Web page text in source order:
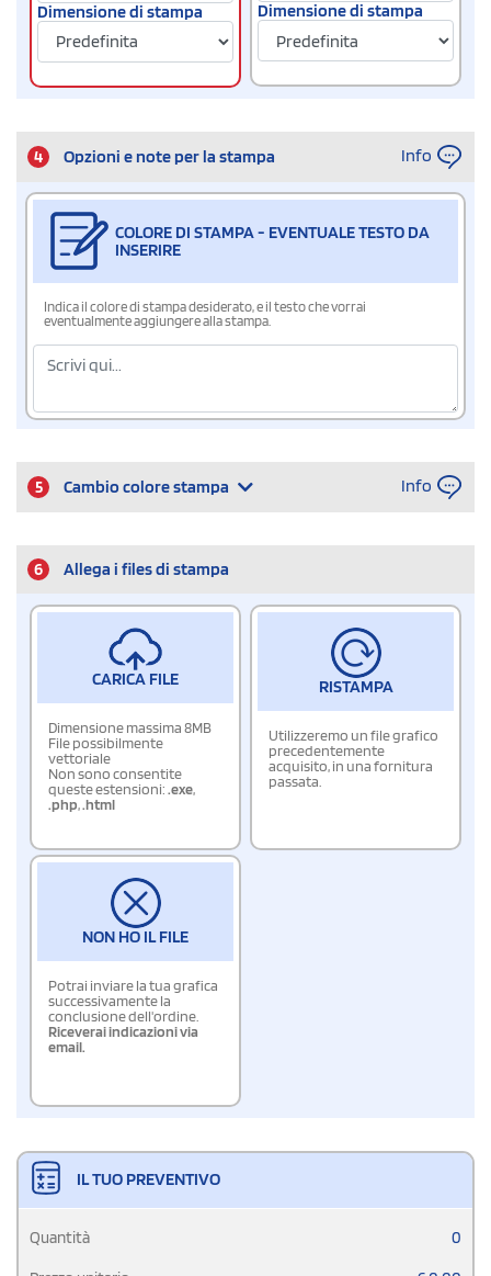
Dimensione di stampa Dimensione di stampa
4 Opzioni e note per la stampa Info
COLORE DI STAMPA - EVENTUALE TESTO DA
INSERIRE
Indica il colore di stampa desiderato, e il testo che vorrai
eventualmente aggiungere alla stampa.
5 Cambio colore stampa Info
6 Allega i files di stampa
CARICA FILE
Dimensione massima 8MB
File possibilmente
vettoriale
Non sono consentite
queste estensioni:.exe,
.php,.html
RISTAMPA
Utilizzeremo un file grafico
precedentemente
acquisito, in una fornitura
passata.
NON HO IL FILE
Potrai inviare la tua grafica
successivamente la
conclusione dell'ordine.
Riceverai indicazioni via
email.
IL TUO PREVENTIVO
Quantità 0